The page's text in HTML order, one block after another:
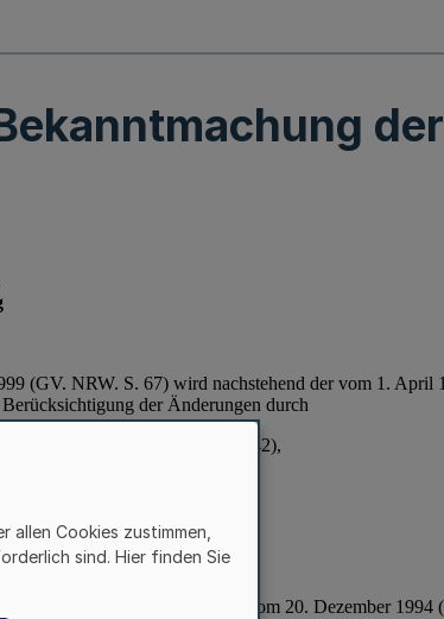
der
allen Cookies zustimmen,
sind. Hier finden Sie